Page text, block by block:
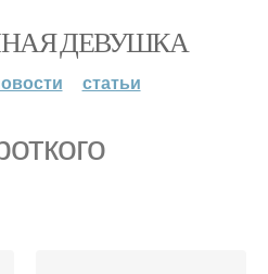
ДЕВУШКА
статьи